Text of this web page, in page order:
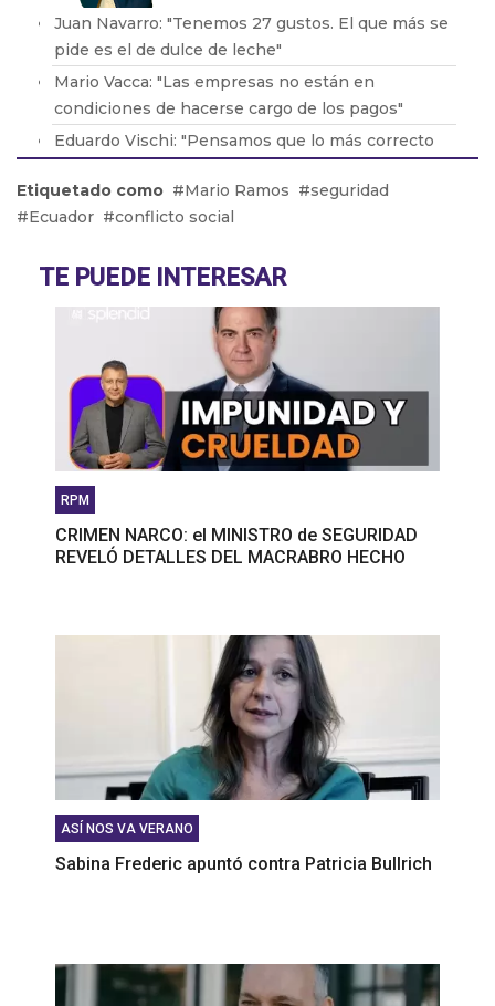
Juan Navarro: "Tenemos 27 gustos. El que más se
pide es el de dulce de leche"
Mario Vacca: "Las empresas no están en
condiciones de hacerse cargo de los pagos"
Eduardo Vischi: "Pensamos que lo más correcto
Lic. Eduardo Lavorato: "Que los padres consuman
con sus hijos les genera una dependencia"
tensa"
Etiquetado como Mario Ramos
seguridad
Ecuador
conflicto social
TE PUEDE INTERESAR
RPM
CRIMEN NARCO: el MINISTRO de SEGURIDAD
REVELÓ DETALLES DEL MACRABRO HECHO
ASÍ NOS VA VERANO
Sabina Frederic apuntó contra Patricia Bullrich